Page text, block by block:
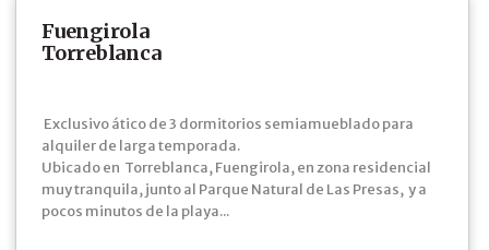
Fuengirola
Torreblanca
Exclusivo ático de 3 dormitorios semiamueblado para
alquiler de larga temporada.
Ubicado en Torreblanca, Fuengirola, en zona residencial
muy tranquila, junto al Parque Natural de Las Presas, y a
pocos minutos de la playa...